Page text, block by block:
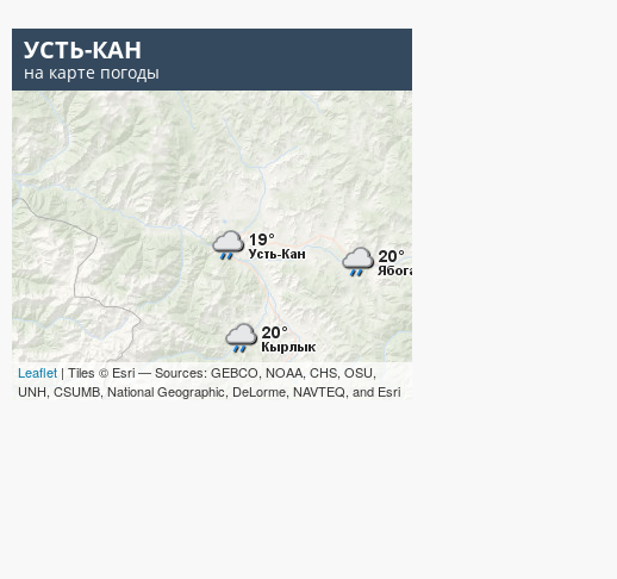
УСТЬ-КАН
на карте погоды
Leaflet | Tiles © Esri — Sources: GEBCO, NOAA, CHS, OSU,
UNH, CSUMB, National Geographic, DeLorme, NAVTEQ, and Esri